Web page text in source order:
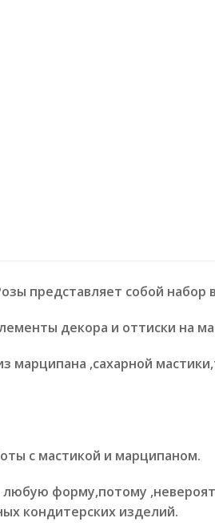
представляет собой набор
декора и оттиски на
марципана ,сахарной
с мастикой и марципаном.
форму,потому
кондитерских изделий.